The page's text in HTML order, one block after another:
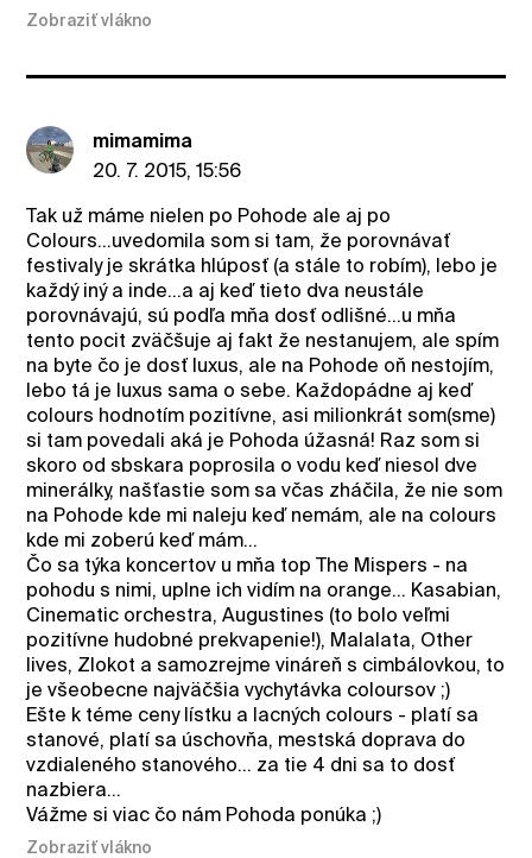
Zobraziť vlákno
mimamima
20. 7. 2015, 15:56
Tak už máme nielen po Pohode ale aj po
Colours...uvedomila som si tam, že porovnávať
festivaly je skrátka hlúposť (a stále to robím), lebo je
každý iný a inde...a aj keď tieto dva neustále
porovnávajú, sú podľa mňa dosť odlišné...u mňa
tento pocit zväčšuje aj fakt že nestanujem, ale spím
na byte čo je dosť luxus, ale na Pohode oň nestojím,
lebo tá je luxus sama o sebe. Každopádne aj keď
colours hodnotím pozitívne, asi milionkrát som(sme)
si tam povedali aká je Pohoda úžasná! Raz som si
skoro od sbskara poprosila o vodu keď niesol dve
minerálky, našťastie som sa včas zháčila, že nie som
na Pohode kde mi naleju keď nemám, ale na colours
kde mi zoberú keď mám...
Čo sa týka koncertov u mňa top The Mispers - na
pohodu s nimi, uplne ich vidím na orange... Kasabian,
Cinematic orchestra, Augustines (to bolo veľmi
pozitívne hudobné prekvapenie!), Malalata, Other
lives, Zlokot a samozrejme vináreň s cimbálovkou, to
je všeobecne najväčšia vychytávka coloursov ;)
Ešte k téme ceny lístku a lacných colours - platí sa
stanové, platí sa úschovňa, mestská doprava do
vzdialeného stanového... za tie 4 dni sa to dosť
nazbiera...
Vážme si viac čo nám Pohoda ponúka ;)
Zobraziť vlákno